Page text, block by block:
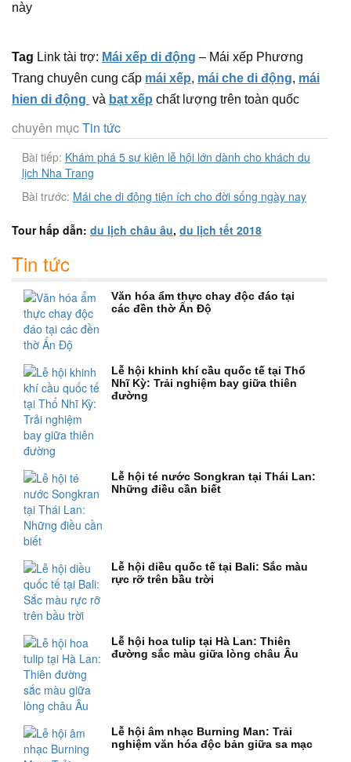
này
Tag Link tài trợ: Mái xếp di động – Mái xếp Phương
Trang chuyên cung cấp mái xếp, mái che di động, mái
hien di động và bạt xếp chất lượng trên toàn quốc
chuyên mụcTin tức
Bài tiếp: Khám phá 5 sự kiện lễ hội lớn dành cho khách du
lịch Nha Trang
Bài trước: Mái che di động tiện ích cho đời sống ngày nay
Tour hấp dẫn: du lịch châu âu, du lịch tết 2018
Tin tức
Văn hóa ẩm thực chay độc đáo tại
các đền thờ Ấn Độ
Lễ hội khinh khí cầu quốc tế tại Thổ
Nhĩ Kỳ: Trải nghiệm bay giữa thiên
đường
Lễ hội té nước Songkran tại Thái Lan:
Những điều cần biết
Lễ hội diều quốc tế tại Bali: Sắc màu
rực rỡ trên bầu trời
Lễ hội hoa tulip tại Hà Lan: Thiên
đường sắc màu giữa lòng châu Âu
Lễ hội âm nhạc Burning Man: Trải
nghiệm văn hóa độc bản giữa sa mạc